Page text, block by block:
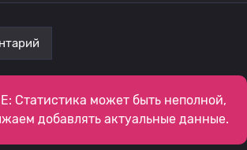
Статистика может быть неполной,
добавлять актуальные данные.